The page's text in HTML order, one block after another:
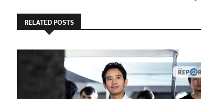
RELATED POSTS